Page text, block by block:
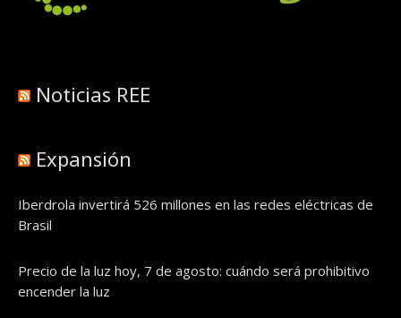
Noticias REE
Expansión
Iberdrola invertirá 526 millones en las redes eléctricas de
Brasil
Precio de la luz hoy, 7 de agosto: cuándo será prohibitivo
encender la luz